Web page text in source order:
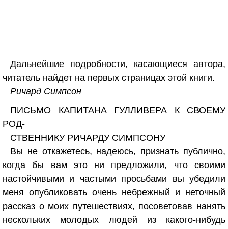
Дальнейшие подробности, касающиеся автора,
читатель найдет на первых страницах этой книги.
Ричард Симпсон
ПИСЬМО КАПИТАНА ГУЛЛИВЕРА К СВОЕМУ
РОД-
СТВЕННИКУ РИЧАРДУ СИМПСОНУ
Вы не откажетесь, надеюсь, признать публично,
когда бы вам это ни предложили, что своими
настойчивыми и частыми просьбами вы убедили
меня опубликовать очень небрежный и неточный
рассказ о моих путешествиях, посоветовав нанять
нескольких молодых людей из какого-нибудь